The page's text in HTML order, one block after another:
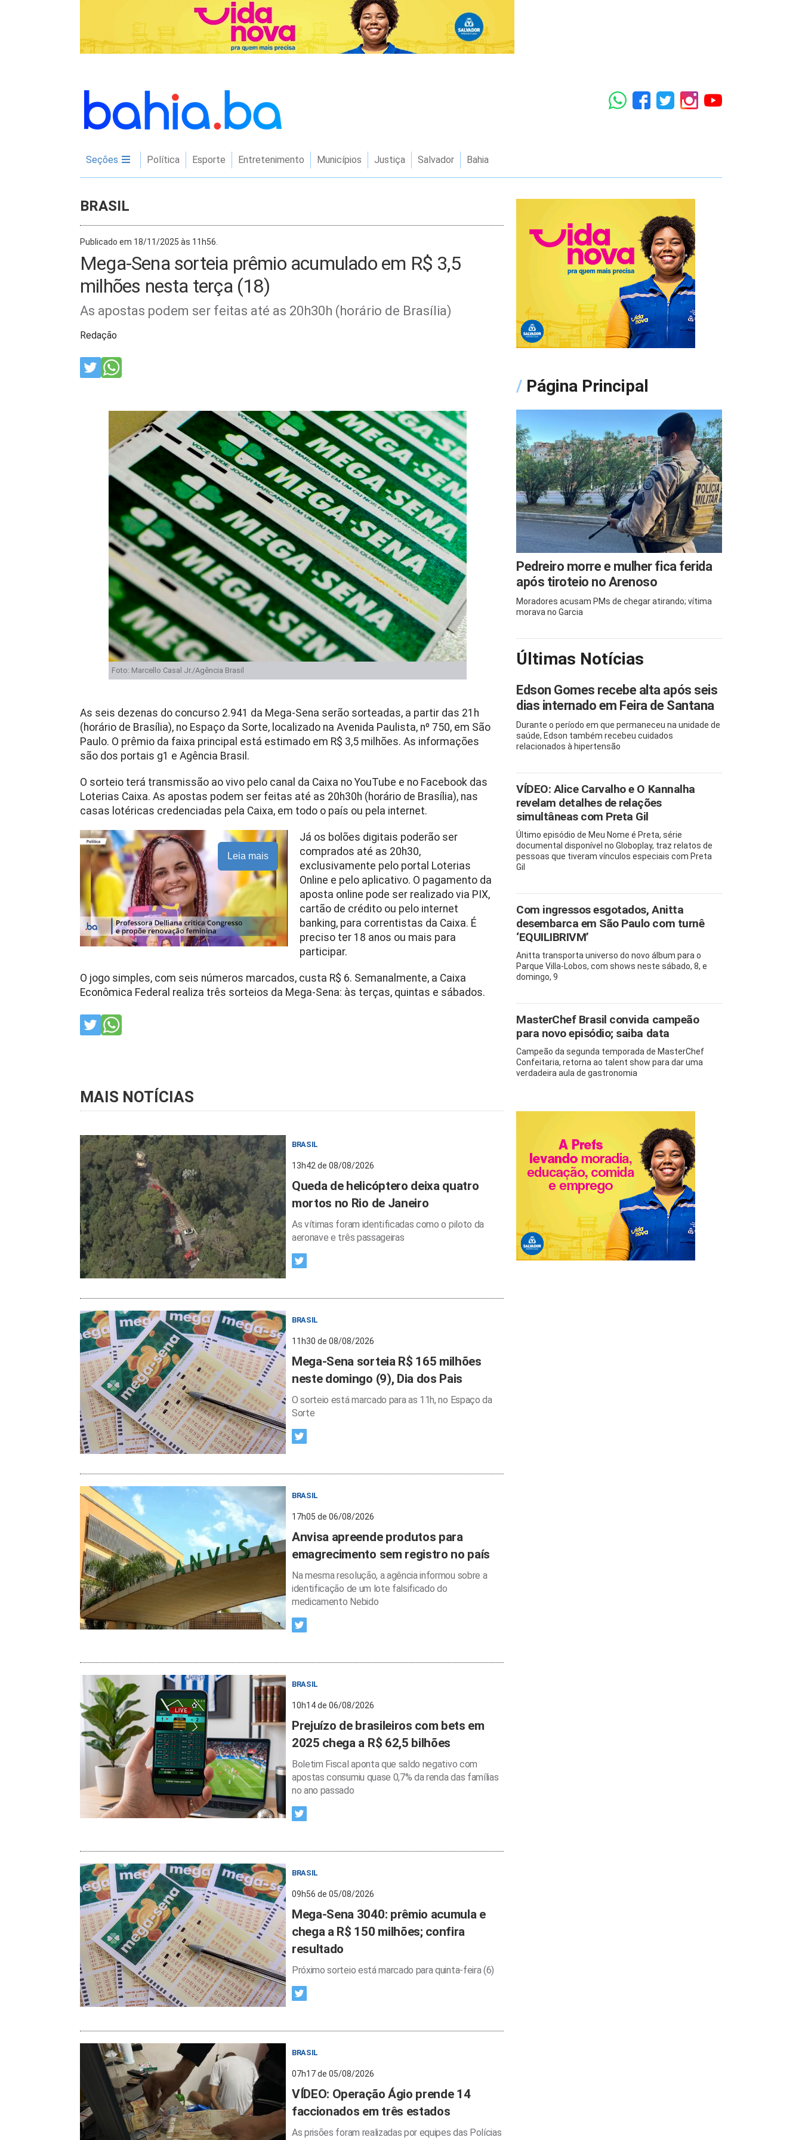
Seções Política Esporte Entretenimento Municípios Justiça Salvador Bahia
BRASIL
Publicado em 18/11/2025 às 11h56.
Mega-Sena sorteia prêmio acumulado em R$ 3,5
milhões nesta terça (18)
As apostas podem ser feitas até as 20h30h (horário de Brasília)
Redação
Foto: Marcello Casal Jr./Agência Brasil
As seis dezenas do concurso 2.941 da Mega-Sena serão sorteadas, a partir das 21h
(horário de Brasília), no Espaço da Sorte, localizado na Avenida Paulista, nº 750, em São
Paulo. O prêmio da faixa principal está estimado em R$ 3,5 milhões. As informações
são dos portais g1 e Agência Brasil.
O sorteio terá transmissão ao vivo pelo canal da Caixa no YouTube e no Facebook das
Loterias Caixa. As apostas podem ser feitas até as 20h30h (horário de Brasília), nas
casas lotéricas credenciadas pela Caixa, em todo o país ou pela internet.
Leia mais
Já os bolões digitais poderão ser
comprados até as 20h30,
exclusivamente pelo portal Loterias
Online e pelo aplicativo. O pagamento da
aposta online pode ser realizado via PIX,
cartão de crédito ou pelo internet
banking, para correntistas da Caixa. É
preciso ter 18 anos ou mais para
participar.
O jogo simples, com seis números marcados, custa R$ 6. Semanalmente, a Caixa
Econômica Federal realiza três sorteios da Mega-Sena: às terças, quintas e sábados.
MAIS NOTÍCIAS
BRASIL
13h42 de 08/08/2026
Queda de helicóptero deixa quatro
mortos no Rio de Janeiro
As vítimas foram identificadas como o piloto da
aeronave e três passageiras
BRASIL
11h30 de 08/08/2026
Mega-Sena sorteia R$ 165 milhões
neste domingo (9), Dia dos Pais
O sorteio está marcado para as 11h, no Espaço da
Sorte
BRASIL
17h05 de 06/08/2026
Anvisa apreende produtos para
emagrecimento sem registro no país
Na mesma resolução, a agência informou sobre a
identificação de um lote falsificado do
medicamento Nebido
BRASIL
10h14 de 06/08/2026
Prejuízo de brasileiros com bets em
2025 chega a R$ 62,5 bilhões
Boletim Fiscal aponta que saldo negativo com
apostas consumiu quase 0,7% da renda das famílias
no ano passado
BRASIL
09h56 de 05/08/2026
Mega-Sena 3040: prêmio acumula e
chega a R$ 150 milhões; confira
resultado
Próximo sorteio está marcado para quinta-feira (6)
BRASIL
07h17 de 05/08/2026
VÍDEO: Operação Ágio prende 14
faccionados em três estados
As prisões foram realizadas por equipes das Polícias
/ Página Principal
Pedreiro morre e mulher fica ferida
após tiroteio no Arenoso
Moradores acusam PMs de chegar atirando; vítima
morava no Garcia
Últimas Notícias
Edson Gomes recebe alta após seis
dias internado em Feira de Santana
Durante o período em que permaneceu na unidade de
saúde, Edson também recebeu cuidados
relacionados à hipertensão
VÍDEO: Alice Carvalho e O Kannalha
revelam detalhes de relações
simultâneas com Preta Gil
Último episódio de Meu Nome é Preta, série
documental disponível no Globoplay, traz relatos de
pessoas que tiveram vínculos especiais com Preta
Gil
Com ingressos esgotados, Anitta
desembarca em São Paulo com turnê
‘EQUILIBRIVM’
Anitta transporta universo do novo álbum para o
Parque Villa-Lobos, com shows neste sábado, 8, e
domingo, 9
MasterChef Brasil convida campeão
para novo episódio; saiba data
Campeão da segunda temporada de MasterChef
Confeitaria, retorna ao talent show para dar uma
verdadeira aula de gastronomia